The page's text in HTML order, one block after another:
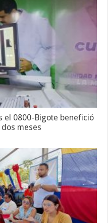
el 0800-Bigote benefició
meses